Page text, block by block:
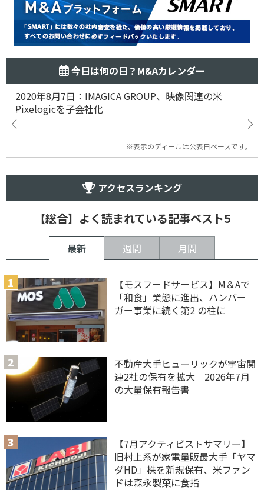
今日は何の日？M&Aカレンダー
2020年8月7日：IMAGICA GROUP、映像関連の米
Pixelogicを子会社化
※表示のディールは公表日ベースです。
アクセスランキング
【総合】よく読まれている記事ベスト5
最新 週間 月間
【モスフードサービス】M＆Aで
「和食」業態に進出、ハンバー
ガー事業に続く第2 の柱に
不動産大手ヒューリックが宇宙関
連2社の保有を拡大 2026年7月
の大量保有報告書
【7月アクティビストサマリー】
旧村上系が家電量販最大手「ヤマ
ダHD」株を新規保有、米ファン
ドは森永製菓に食指